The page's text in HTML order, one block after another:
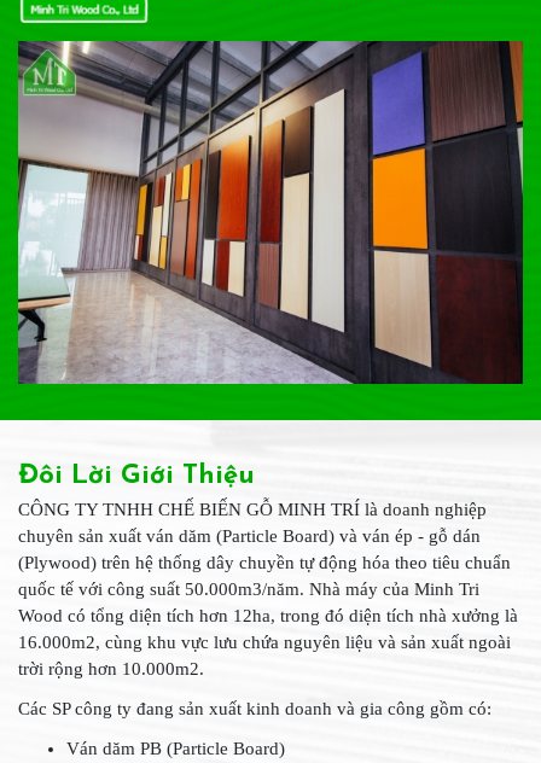
Đôi Lời Giới Thiệu
CÔNG TY TNHH CHẾ BIẾN GỖ MINH TRÍ là doanh nghiệp
chuyên sản xuất ván dăm (Particle Board) và ván ép - gỗ dán
(Plywood) trên hệ thống dây chuyền tự động hóa theo tiêu chuẩn
quốc tế với công suất 50.000m3/năm. Nhà máy của Minh Tri
Wood có tổng diện tích hơn 12ha, trong đó diện tích nhà xưởng là
16.000m2, cùng khu vực lưu chứa nguyên liệu và sản xuất ngoài
trời rộng hơn 10.000m2.
Các SP công ty đang sản xuất kinh doanh và gia công gồm có:
Ván dăm PB (Particle Board)